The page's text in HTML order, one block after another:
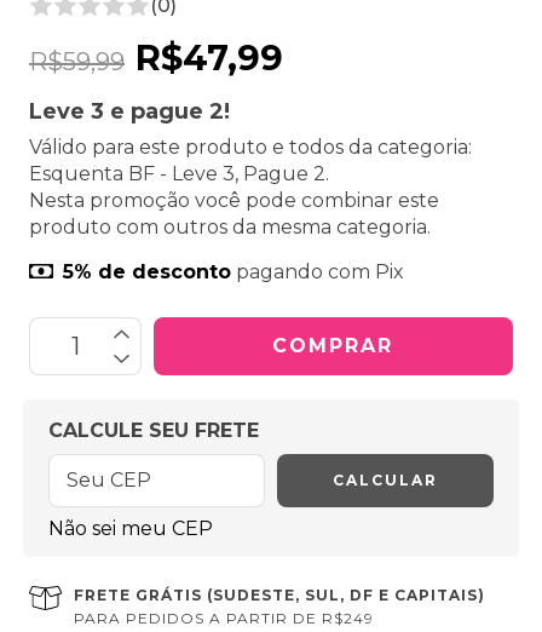
(0)
R$59,99 R$47,99
Leve 3 e pague 2!
Válido para este produto e todos da categoria:
Esquenta BF - Leve 3, Pague 2.
Nesta promoção você pode combinar este
produto com outros da mesma categoria.
5% de desconto pagando com Pix
OPÇÕES DE FRETE
CALCULE SEU FRETE
CALCULAR
Não sei meu CEP
FRETE GRÁTIS (SUDESTE, SUL, DF E CAPITAIS)
PARA PEDIDOS A PARTIR DE R$249